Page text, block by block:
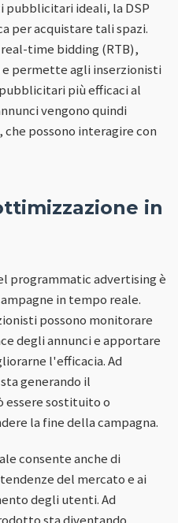
pubblicitari ideali, la DSP
per acquistare tali spazi.
time bidding (RTB),
e permette agli inserzionisti
più efficaci al
vengono quindi
possono interagire con
in
programmatic advertising è
in tempo reale.
possono monitorare
degli annunci e apportare
l'efficacia. Ad
generando il
sostituito o
la fine della campagna.
consente anche di
del mercato e ai
degli utenti. Ad